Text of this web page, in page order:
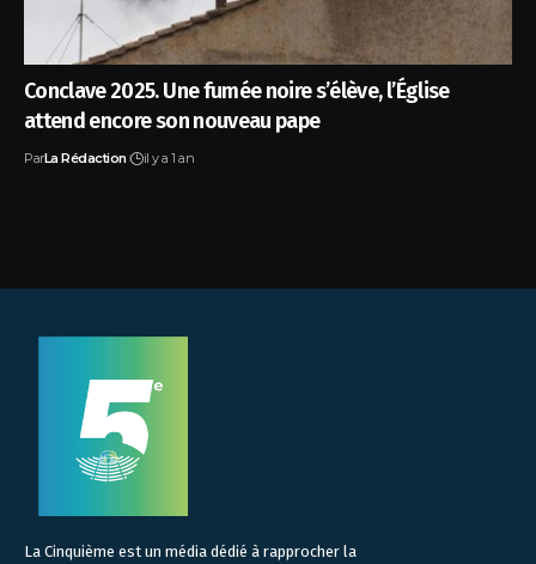
Conclave 2025. Une fumée noire s’élève, l’Église
attend encore son nouveau pape
ParLa Rédaction il y a 1 an
La Cinquième est un média dédié à rapprocher la